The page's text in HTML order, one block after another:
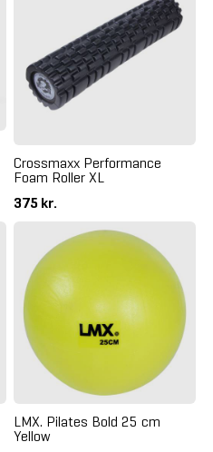
Crossmaxx Performance
Foam Roller XL
375 kr.
LMX. Pilates Bold 25 cm
Yellow